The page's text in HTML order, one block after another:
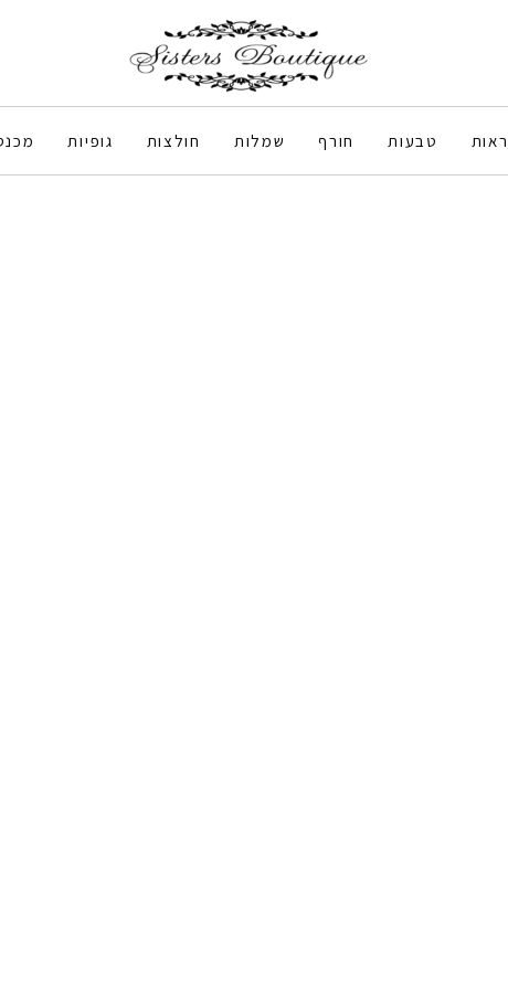
טבעות חורף שמלות חולצות גופיות